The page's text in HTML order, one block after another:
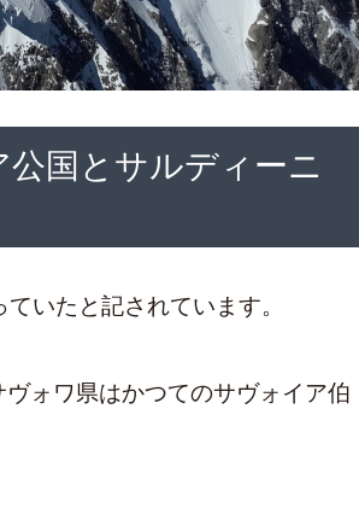
国とサルディーニ
いたと記されています。
ォワ県はかつてのサヴォイア伯